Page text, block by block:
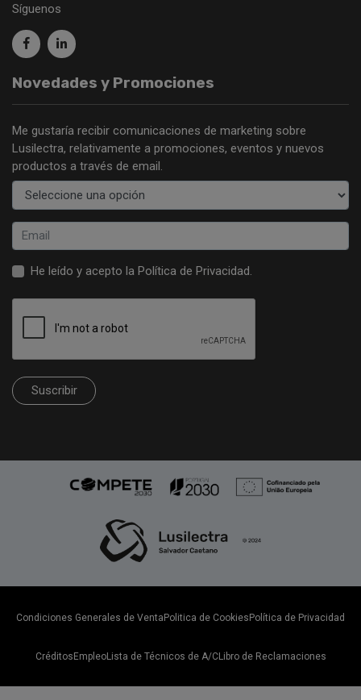
Síguenos
Novedades y Promociones
Me gustaría recibir comunicaciones de marketing sobre
Lusilectra, relativamente a promociones, eventos y nuevos
productos a través de email.
He leído y acepto la Política de Privacidad.
Suscribir
Condiciones Generales de Venta Politica de Cookies Política de Privacidad
Créditos EmpleoLista de Técnicos de A/CLibro de Reclamaciones